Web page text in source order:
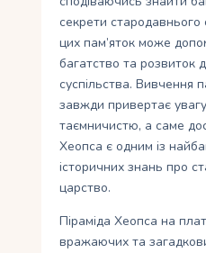
секрети стародавнього
цих пам’яток може
багатство та розвиток
суспільства. Вивчення
завжди привертає
таємничистю, а саме
Хеопса є одним із
історичних знань про
царство.
Піраміда Хеопса на
вражаючих та